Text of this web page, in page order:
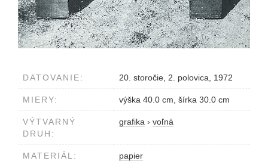
DATOVANIE: 20. storočie, 2. polovica, 1972
MIERY: výška 40.0 cm, šírka 30.0 cm
VÝTVARNÝ
DRUH:
grafika › voľná
MATERIÁL: papier